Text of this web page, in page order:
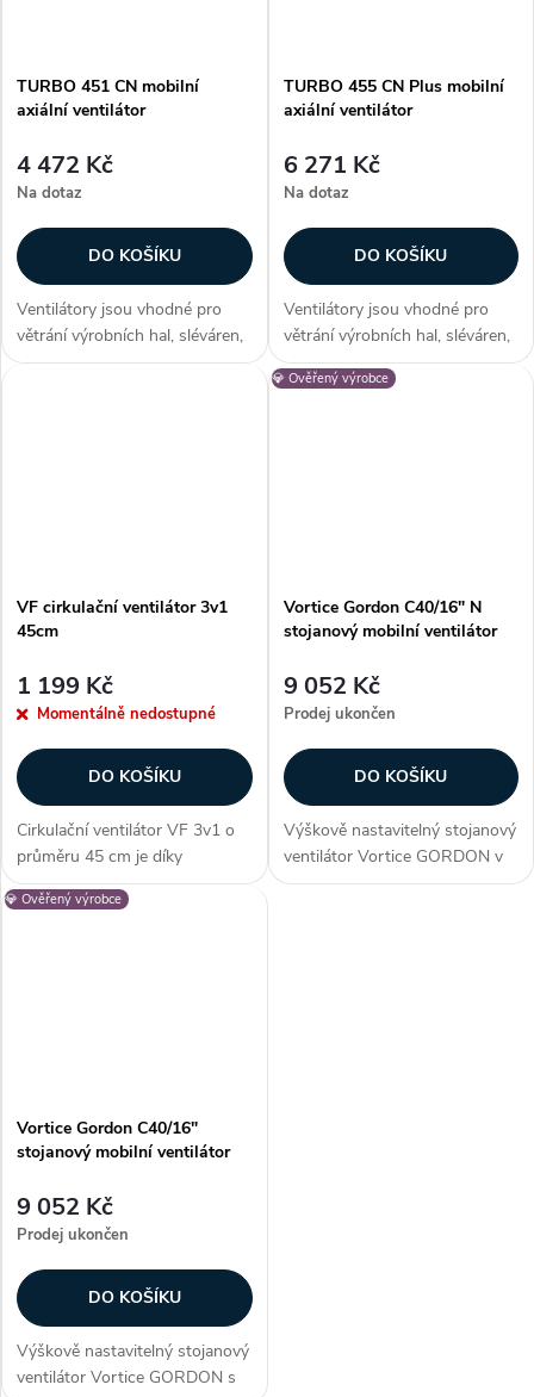
TURBO 451 CN mobilní
axiální ventilátor
4 472 Kč
Na dotaz
DO KOŠÍKU
Ventilátory jsou vhodné pro
větrání výrobních hal, sléváren,
kováren, sušáren, strojoven,
TURBO 455 CN Plus mobilní
axiální ventilátor
6 271 Kč
Na dotaz
DO KOŠÍKU
Ventilátory jsou vhodné pro
větrání výrobních hal, sléváren,
kováren, sušáren, strojoven,
stavenišť, skleníků a chovných
VF cirkulační ventilátor 3v1
45cm
1 199 Kč
Momentálně nedostupné
DO KOŠÍKU
Cirkulační ventilátor VF 3v1 o
průměru 45 cm je díky
dodávanému příslušenství
plnohodnotným stojanovým,
💎 Ověřený výrobce
Vortice Gordon C40/16" N
stojanový mobilní ventilátor
9 052 Kč
Prodej ukončen
DO KOŠÍKU
Výškově nastavitelný stojanový
ventilátor Vortice GORDON v
černé barvě s tříotáčkovým
💎 Ověřený výrobce
Vortice Gordon C40/16"
stojanový mobilní ventilátor
9 052 Kč
Prodej ukončen
DO KOŠÍKU
Výškově nastavitelný stojanový
ventilátor Vortice GORDON s